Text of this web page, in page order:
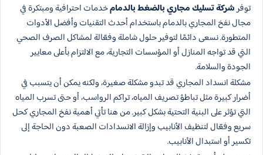
توفرشركة تسليك مجاري بالضغط بالدمامخدمات احترافية ومبتكرة في
مجال نفخ المجاري بالدمام باستخدام أحدث التقنيات وأفضل الأدوات
المتطورة. نسعى دائمًا لتوفير حلول شاملة وفعّالة لمشاكل الصرف الصحي
التي قد تواجه المنازل أو المؤسسات التجارية، مع الالتزام بأعلى معايير
الجودة والسلامة.
مشكلة انسداد المجاري قد تبدو مشكلة صغيرة، ولكنه يمكن أن يتسبب في
أضرار كبيرة مثل تباطؤ تصريف المياه، تراكم الرواسب، أو حتى تسرب المياه
التي تؤثر على البنية التحتية بشكل كبير. من هنا تأتي أهمية نفخ المجاري كحل
سريع وفعّال لتنظيف الأنابيب وإزالة الانسدادات الصعبة دون الحاجة إلى
تكسير أو استبدال الأنابيب.